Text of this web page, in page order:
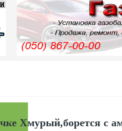
Хмурый,борется с